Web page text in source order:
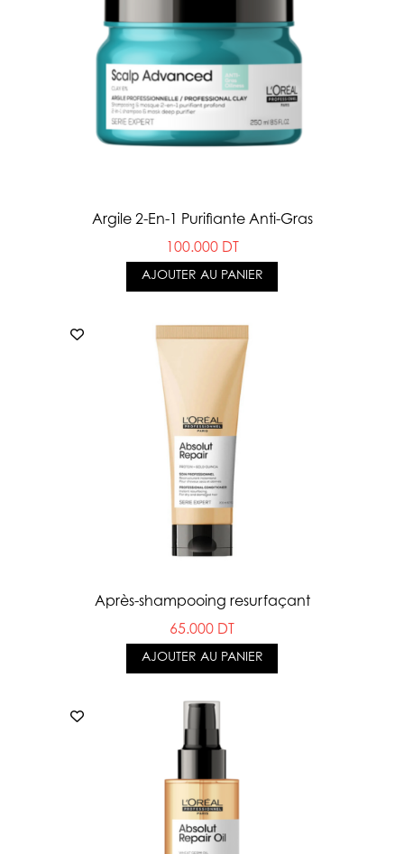
Argile 2-En-1 Purifiante Anti-Gras
100.000 DT
AJOUTER AU PANIER
Après-shampooing resurfaçant
65.000 DT
AJOUTER AU PANIER